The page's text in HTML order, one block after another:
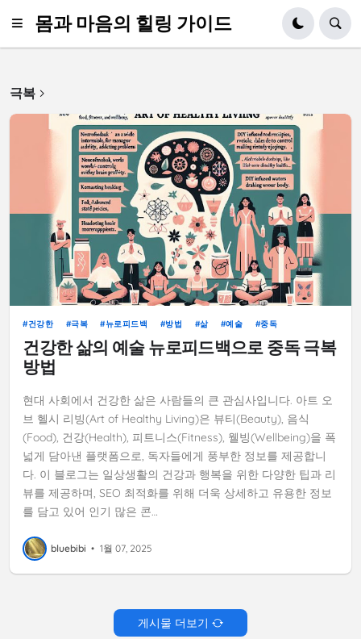
몸과 마음의 힐링 가이드
극복
건강한 극복 뉴로피드백 방법 삶 예술 중독
건강한 삶의 예술 뉴로피드백으로 중독 극복
방법
현대 사회에서 건강한 삶은 사람들의 큰 관심사입니다. 아트 오
브 헬시 리빙(Art of Healthy Living)은 뷰티(Beauty), 음식
(Food), 건강(Health), 피트니스(Fitness), 웰빙(Wellbeing)을 폭
넓게 담아낸 플랫폼으로, 독자들에게 풍부한 정보를 제공합니
다. 이 블로그는 일상생활의 건강과 행복을 위한 다양한 팁과 리
뷰를 제공하며, SEO 최적화를 위해 더욱 상세하고 유용한 정보
를 담고 있어 인기 많은 콘…
bluebibi • 1월 07, 2025
게시물 더보기